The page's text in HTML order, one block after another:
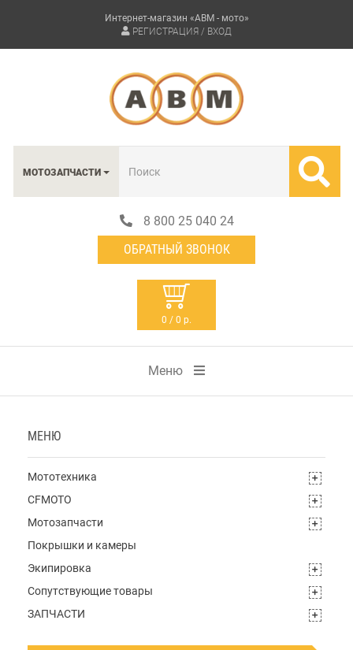
Интернет-магазин «АВМ - мото»
РЕГИСТРАЦИЯ / ВХОД
МОТОЗАПЧАСТИ
8 800 25 040 24
ОБРАТНЫЙ ЗВОНОК
0 / 0 р.
Меню
МЕНЮ
Мототехника
CFMOTO
Мотозапчасти
Покрышки и камеры
Экипировка
Сопутствующие товары
ЗАПЧАСТИ